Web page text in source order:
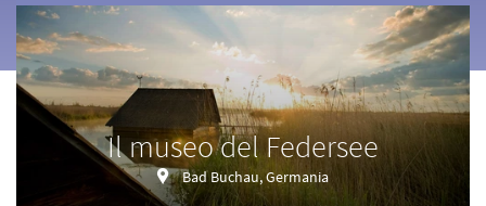
Il museo del Federsee
Bad Buchau, Germania